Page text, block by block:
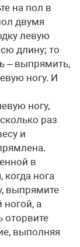
на пол в
двумя
левую
длину; то
– выпрямить,
ногу. И
ногу,
раз
и
в
когда нога
выпрямите
ногой, а
оторвите
выполняя